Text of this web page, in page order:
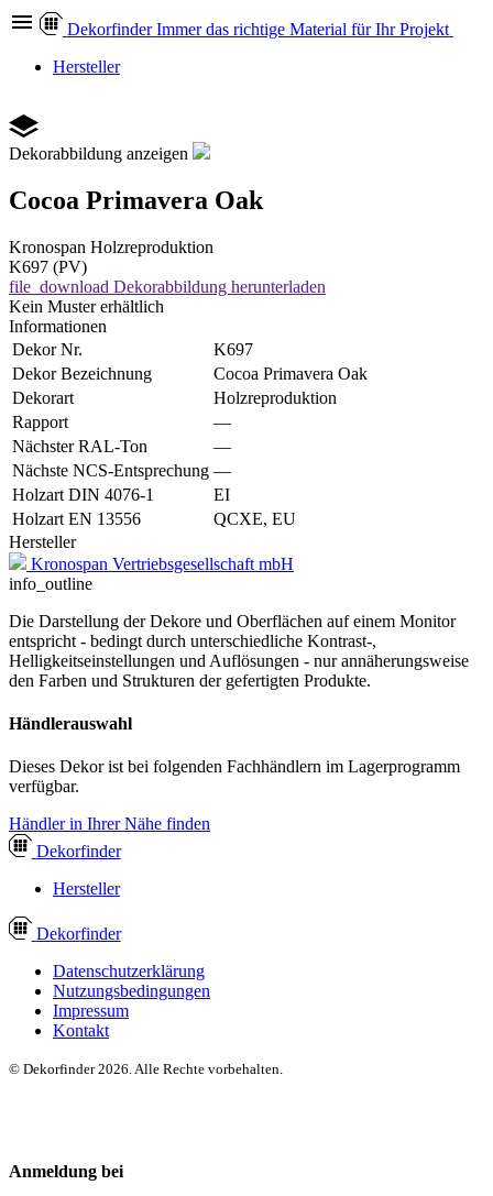
Dekorfinder Immer das richtige Material für Ihr Projekt
Hersteller
Dekorabbildung anzeigen
Cocoa Primavera Oak
Kronospan Holzreproduktion
K697 (PV)
file_download Dekorabbildung herunterladen
Kein Muster erhältlich
Informationen
Dekor Nr.
K697
Dekor Bezeichnung
Cocoa Primavera Oak
Dekorart
Holzreproduktion
Rapport
—
Nächster RAL-Ton
—
Nächste NCS-Entsprechung —
Holzart DIN 4076-1
EI
Holzart EN 13556
QCXE, EU
Hersteller
Kronospan Vertriebsgesellschaft mbH
info_outline
Die Darstellung der Dekore und Oberflächen auf einem Monitor
entspricht - bedingt durch unterschiedliche Kontrast-,
Helligkeitseinstellungen und Auflösungen - nur annäherungsweise
den Farben und Strukturen der gefertigten Produkte.
Händlerauswahl
Dieses Dekor ist bei folgenden Fachhändlern im Lagerprogramm
verfügbar.
Händler in Ihrer Nähe finden
Dekorfinder
Hersteller
Dekorfinder
Datenschutzerklärung
Nutzungsbedingungen
Impressum
Kontakt
© Dekorfinder 2026. Alle Rechte vorbehalten.
Anmeldung bei